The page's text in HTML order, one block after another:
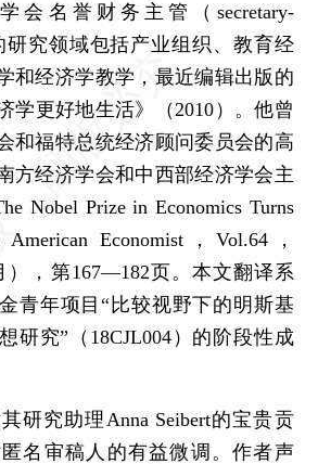
会名誉财务主管（secretary-
研究领域包括产业组织、教育经
和经济学教学，最近编辑出版的
学更好地生活》（2010）。他曾
和福特总统经济顾问委员会的高
方经济学会和中西部经济学会主
Nobel Prize in Economics Turns
Economist，Vol.64，
），第167—182页。本文翻译系
青年项目“比较视野下的明斯基
研究”（18CJL004）的阶段性成
究助理Anna Seibert的宝贵贡
名审稿人的有益微调。作者声